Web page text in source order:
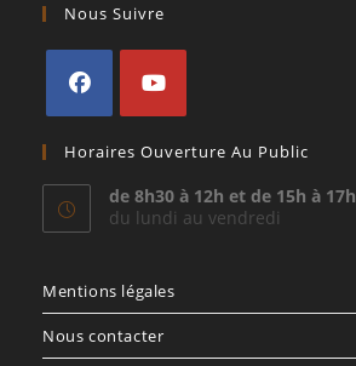
Nous Suivre
dans
un
nouvel
dans
un
nouvel
Horaires Ouverture Au Public
de 8h30 à 12h et de 15h à 17h
du lundi au vendredi
Mentions légales
Nous contacter